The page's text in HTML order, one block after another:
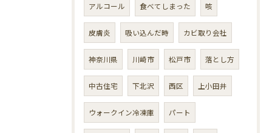
アルコール 食べてしまった 咳
皮膚炎 吸い込んだ時 カビ取り会社
神奈川県 川崎市 松戸市 落とし方
中古住宅 下北沢 西区 上小田井
ウォークイン冷凍庫 パート